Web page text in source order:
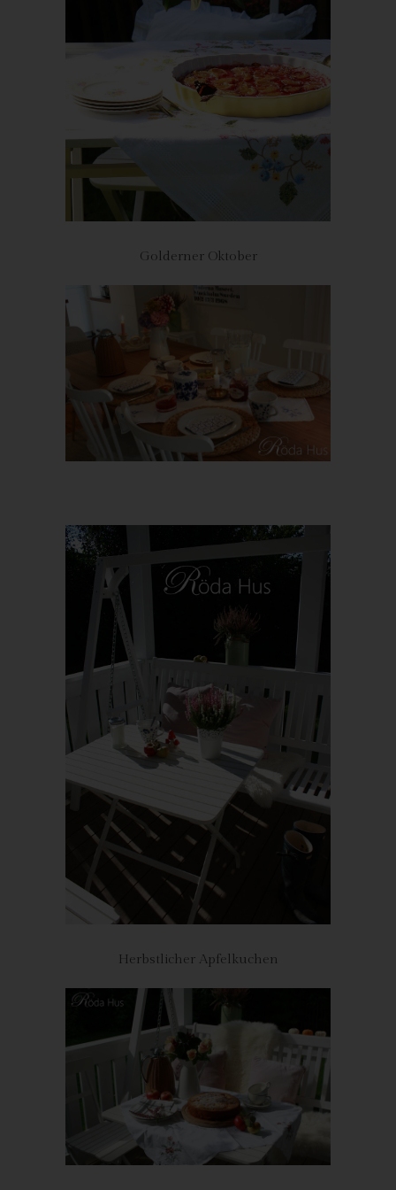
Golderner Oktober
Herbstlicher Apfelkuchen
strukturierten, gängigen und maschinenlesbaren Format zu
erhalten. Sie hat außerdem das Recht, diese Daten einem
anderen Verantwortlichen ohne Behinderung durch den
Verantwortlichen, dem die personenbezogenen Daten
bereitgestellt wurden, zu übermitteln, sofern die Verarbeitung
auf der Einwilligung gemäß Art. 6 Abs. 1 Buchstabe a DS-GVO
oder Art. 9 Abs. 2 Buchstabe a DS-GVO oder auf einem Vertrag
gemäß Art. 6 Abs. 1 Buchstabe b DS-GVO beruht und die
Verarbeitung mithilfe automatisierter Verfahren erfolgt, sofern
die Verarbeitung nicht für die Wahrnehmung einer Aufgabe
erforderlich ist, die im öffentlichen Interesseliegt oder in
Ausübung öffentlicher Gewalt erfolgt, welche dem
auf Datenübertragbarkeit gemäß Art. 20 Abs. 1 DS-GVO das
Recht, zu erwirken, dass die personenbezogenen Daten direkt
von einem Verantwortlichen an einen anderen Verantwortlichen
übermittelt werden, soweit dies technisch machbar ist und
sofern hiervon nicht die Rechte und Freiheiten anderer
Personen beeinträchtigt werden.
Zur Geltendmachung des Rechts auf Datenübertragbarkeit kann
sich die betroffene Person jederzeit an uns wenden.
g) Recht auf Widerspruch
Verordnungsgeber gewährte Recht, aus Gründen, die sich aus
ihrer besonderen Situation ergeben, jederzeit gegen die
Verarbeitung sie betreffender personenbezogener Daten, die
aufgrund von Art. 6 Abs. 1 Buchstaben e oder f DS-GVO erfolgt,
Widerspruch einzulegen. Dies gilt auch für ein auf diese
Bestimmungen gestütztes Profiling.
Wir verarbeiten die personenbezogenen Daten im Falle des
Widerspruchs nicht mehr, es sei denn, wir können zwingende
schutzwürdige Gründe für die Verarbeitung nachweisen, die den
Interessen, Rechten und Freiheiten der betroffenen Person
überwiegen, oder die Verarbeitung dient der Geltendmachung,
Ausübung oder Verteidigung von Rechtsansprüchen.
Verarbeiten wir personenbezogene Daten, um Direktwerbung zu
betreiben, so hat die betroffene Person das Recht, jederzeit
Widerspruch gegen die Verarbeitung der personenbezogenen
Daten zum Zwecke derartiger Werbung einzulegen. Dies gilt
auch für das Profiling, soweit es mit solcher Direktwerbung in
Verbindung steht. Widerspricht die betroffene Person gegenüber
der Verarbeitung für Zwecke der Direktwerbung, so werden wir
die personenbezogenen Daten nicht mehr für diese Zwecke
Zudem hat die betroffene Person das Recht, aus Gründen, die
betreffende Verarbeitung personenbezogener Daten, die zu
wissenschaftlichen oder historischen Forschungszwecken oder
zu statistischen Zwecken gemäß Art. 89 Abs. 1 DS-GVO
erfolgen, Widerspruch einzulegen, es sei denn, eine solche
Verarbeitung ist zur Erfüllung einer im öffentlichen
Interesseliegenden Aufgabe erforderlich.
Zur Ausübung des Rechts auf Widerspruch kann sich die
betroffene Person direkt an jeden Mitarbeiter wenden. Der
betroffenen Person steht es ferner frei, im Zusammenhang mit